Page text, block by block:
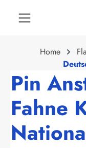
Home
Pin
Fahne